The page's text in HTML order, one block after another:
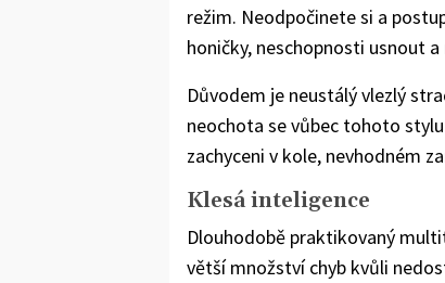
režim. Neodpočinete si a
honičky, neschopnosti usnout
Důvodem je neustálý vlezlý
neochota se vůbec tohoto
zachyceni v kole, nevhodném
Klesá inteligence
Dlouhodobě praktikovaný
větší množství chyb kvůli